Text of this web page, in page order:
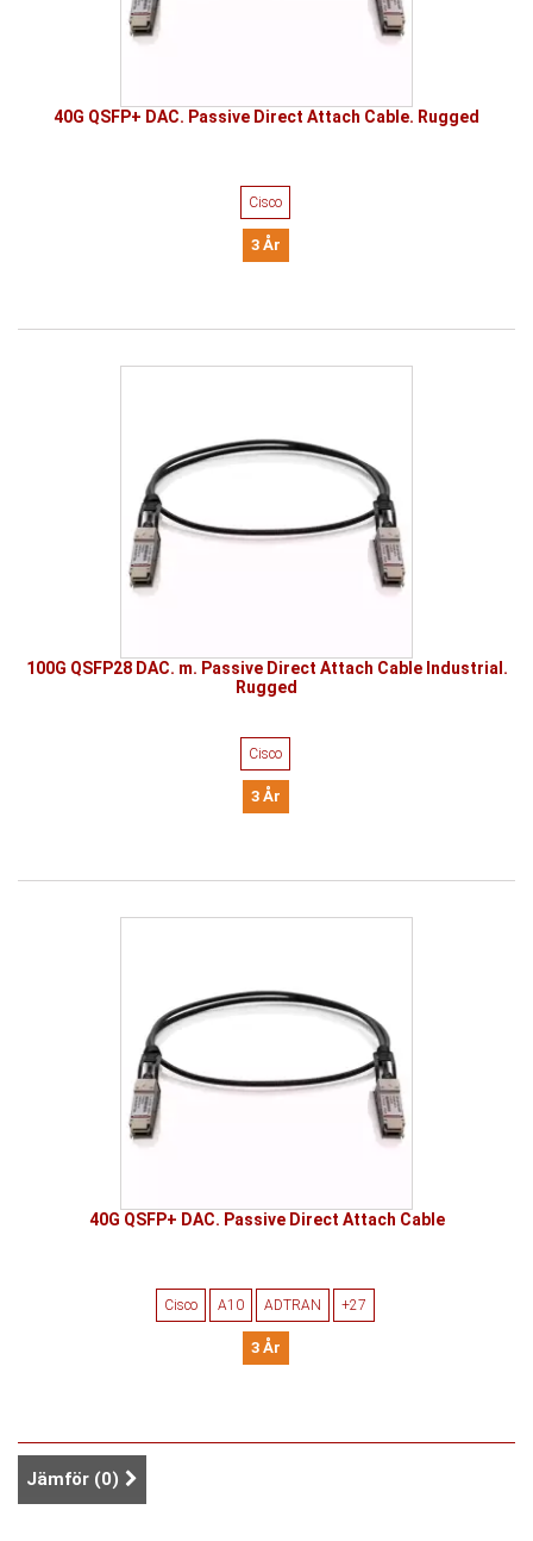
40G QSFP+ DAC. Passive Direct Attach Cable. Rugged
Cisco
3 År
100G QSFP28 DAC. m. Passive Direct Attach Cable Industrial.
Rugged
Cisco
3 År
40G QSFP+ DAC. Passive Direct Attach Cable
Cisco A10 ADTRAN +27
3 År
Jämför (0)